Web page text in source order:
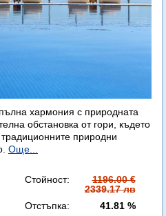
хармония с природната
обстановка от гори, където
традиционните природни
Още...
Стойност:
1196.00 €
2339.17 лв
Отстъпка:
41.81 %